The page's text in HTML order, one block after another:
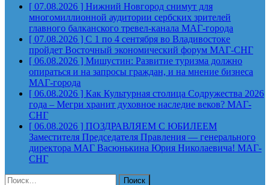
[ 07.08.2026 ] Нижний Новгород снимут для
многомиллионной аудитории сербских зрителей
главного балканского тревел-канала МАГ-города
[ 07.08.2026 ] С 1 по 4 сентября во Владивостоке
пройдет Восточный экономический форум МАГ-СНГ
[ 06.08.2026 ] Мишустин: Развитие туризма должно
опираться и на запросы граждан, и на мнение бизнеса
МАГ-города
[ 06.08.2026 ] Как Культурная столица Содружества 2026
года – Мегри хранит духовное наследие веков? МАГ-
СНГ
[ 06.08.2026 ] ПОЗДРАВЛЯЕМ С ЮБИЛЕЕМ
Заместителя Председателя Правления — генерального
директора МАГ Васюнькина Юрия Николаевича! МАГ-
СНГ
Найти: